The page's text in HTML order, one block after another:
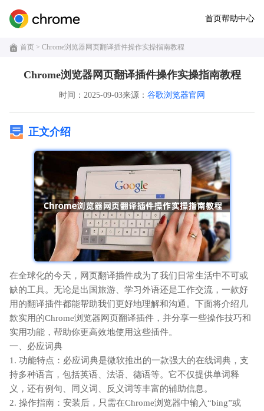
首页帮助中心
首页 > Chrome浏览器网页翻译插件操作实操指南教程
Chrome浏览器网页翻译插件操作实操指南教程
时间：2025-09-03来源： 谷歌浏览器官网
正文介绍
在全球化的今天，网页翻译插件成为了我们日常生活中不可或
缺的工具。无论是出国旅游、学习外语还是工作交流，一款好
用的翻译插件都能帮助我们更好地理解和沟通。下面将介绍几
款实用的Chrome浏览器网页翻译插件，并分享一些操作技巧和
实用功能，帮助你更高效地使用这些插件。
一、必应词典
1. 功能特点：必应词典是微软推出的一款强大的在线词典，支
持多种语言，包括英语、法语、德语等。它不仅提供单词释
义，还有例句、同义词、反义词等丰富的辅助信息。
2. 操作指南：安装后，只需在Chrome浏览器中输入“bing”或